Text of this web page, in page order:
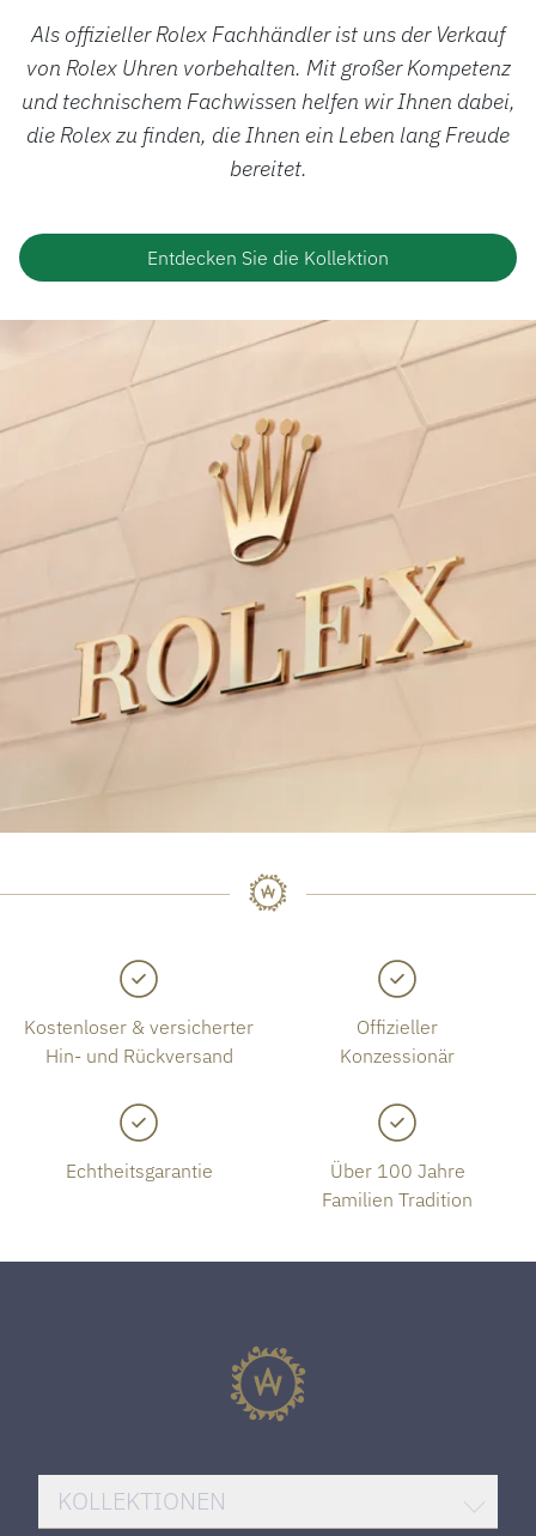
Als offizieller Rolex Fachhändler ist uns der Verkauf
von Rolex Uhren vorbehalten. Mit großer Kompetenz
und technischem Fachwissen helfen wir Ihnen dabei,
die Rolex zu finden, die Ihnen ein Leben lang Freude
bereitet.
Entdecken Sie die Kollektion
Kostenloser & versicherter
Hin- und Rückversand
Offizieller
Konzessionär
Echtheitsgarantie
Über 100 Jahre
Familien Tradition
KOLLEKTIONEN